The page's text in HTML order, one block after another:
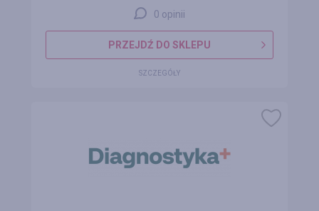
0 opinii
PRZEJDŹ DO SKLEPU
SZCZEGÓŁY